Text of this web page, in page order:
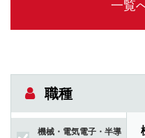
一覧
職種
機械・電気電子・半導